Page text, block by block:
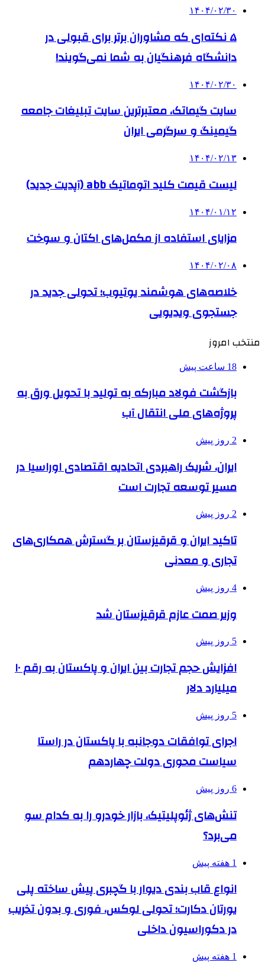
۱۴۰۴/۰۲/۳۰
۵ نکته‌ای که مشاوران برتر برای قبولی در
دانشگاه فرهنگیان به شما نمی‌گویند!
۱۴۰۴/۰۲/۳۰
سایت گیماتک، معتبرترین سایت تبلیغات جامعه
گیمینگ و سرگرمی ایران
۱۴۰۴/۰۲/۱۳
لیست قیمت کلید اتوماتیک abb (آپدیت جدید)
۱۴۰۴/۰۱/۱۲
مزایای استفاده از مکمل‌های اکتان و سوخت
۱۴۰۴/۰۲/۰۸
خلاصه‌های هوشمند یوتیوب؛ تحولی جدید در
جستجوی ویدیویی
منتخب امروز
18 ساعت پیش
بازگشت فولاد مبارکه به تولید با تحویل ورق به
پروژه‌های ملی انتقال آب
2 روز پیش
ایران، شریک راهبردی اتحادیه اقتصادی اوراسیا در
مسیر توسعه تجارت است
2 روز پیش
تاکید ایران و قرقیزستان بر گسترش همکاری‌های
تجاری و معدنی
4 روز پیش
وزیر صمت عازم قرقیزستان شد
5 روز پیش
افزایش حجم تجارت بین ایران و پاکستان به رقم ۱۰
میلیارد دلار
5 روز پیش
اجرای توافقات دوجانبه با پاکستان در راستا
سیاست محوری دولت چهاردهم
6 روز پیش
تنش‌های ژئوپلیتیک، بازار خودرو را به کدام سو
می‌برد؟
1 هفته پیش
انواع قاب بندی دیوار با گچبری پیش ساخته پلی
یورتان دکارت؛ تحولی لوکس، فوری و بدون تخریب
در دکوراسیون داخلی
1 هفته پیش